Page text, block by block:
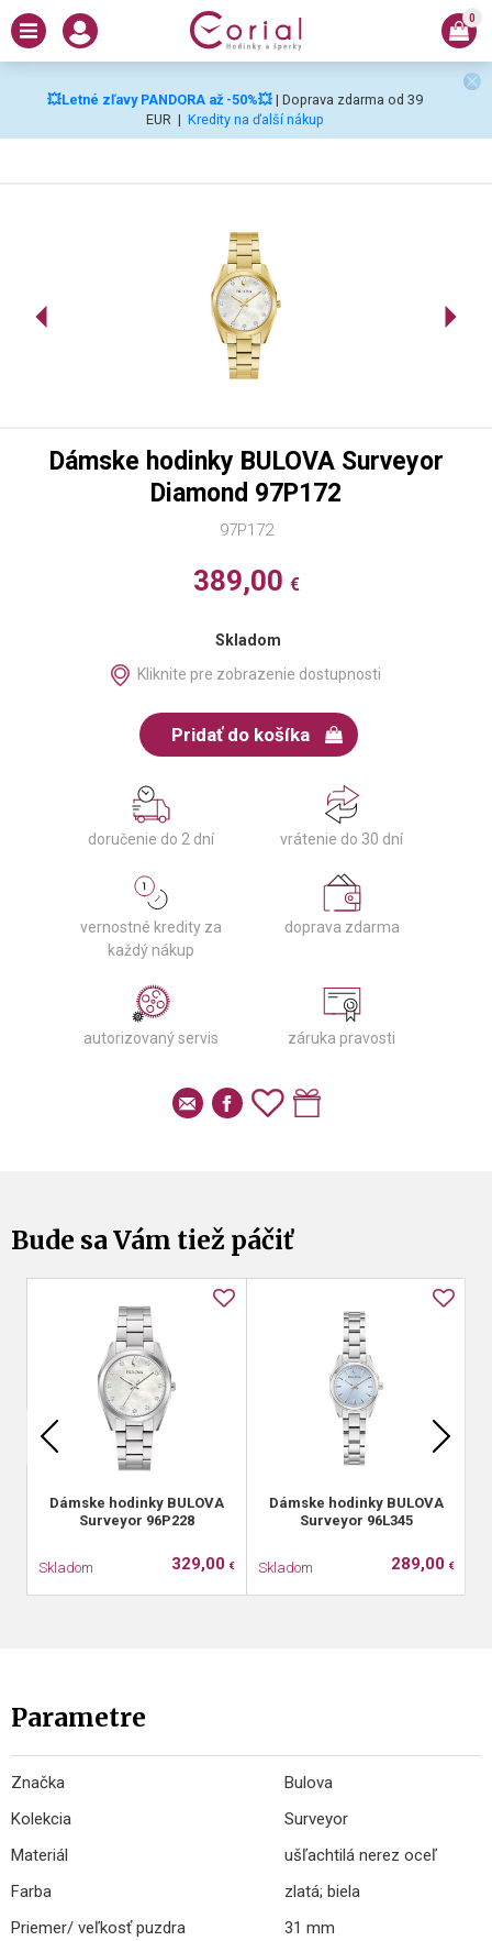
💥Letné zľavy PANDORA až -50%💥 | Doprava zdarma od 39
EUR | Kredity na ďalší nákup
0
97P172
Dámske hodinky BULOVA Surveyor
Diamond 97P172
389,00 €
Skladom
Kliknite pre zobrazenie dostupnosti
Pridať do košíka
doručenie do 2 dní vrátenie do 30 dní
vernostné kredity za
každý nákup
doprava zdarma
autorizovaný servis záruka pravosti
Bude sa Vám tiež páčiť
Dámske hodinky BULOVA
Surveyor 96P228
Skladom 329,00 €
Dámske hodinky BULOVA
Surveyor 96L345
Skladom 289,00 €
Parametre
Značka
Bulova
Kolekcia
Surveyor
Materiál
ušľachtilá nerez oceľ
Farba
zlatá; biela
Priemer/ veľkosť puzdra
31 mm